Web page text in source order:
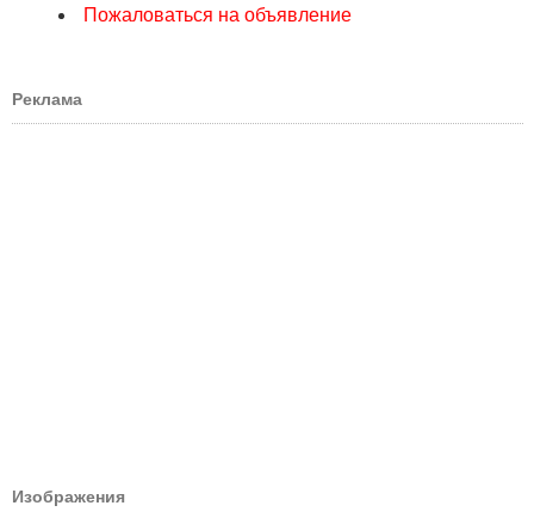
Пожаловаться на объявление
Реклама
Изображения